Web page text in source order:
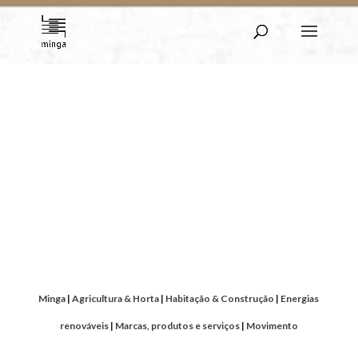
Minga |Agricultura & Horta | Habitação & Construção | Energias
renováveis| Marcas, produtos e serviços | Movimento